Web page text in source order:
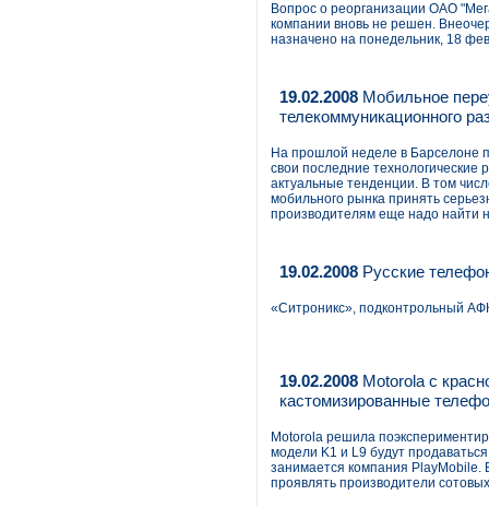
Вопрос о реорганизации ОАО
компании вновь не решен.
назначено на понедельник, 18
19.02.2008 Мобильное
телекоммуникационного
На прошлой неделе в Барселоне
свои последние технологические
актуальные тенденции. В том
мобильного рынка принять
производителям еще надо найти
19.02.2008 Русские
«Ситроникс», подконтрольный
19.02.2008 Motorola с
кастомизированные
Motorola решила
модели K1 и L9 будут
занимается компания PlayMobile.
проявлять производители